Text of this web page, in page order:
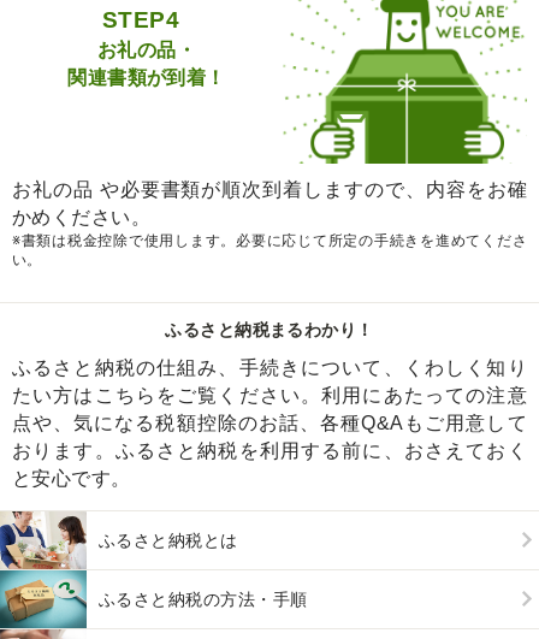
STEP4
お礼の品・
関連書類が到着！
お礼の品 や必要書類が順次到着しますので、内容をお確
かめください。
※書類は税金控除で使用します。必要に応じて所定の手続きを進めてくださ
い。
ふるさと納税まるわかり！
ふるさと納税の仕組み、手続きについて、くわしく知り
たい方はこちらをご覧ください。利用にあたっての注意
点や、気になる税額控除のお話、各種Q&Aもご用意して
おります。ふるさと納税を利用する前に、おさえておく
と安心です。
ふるさと納税とは
ふるさと納税の方法・手順